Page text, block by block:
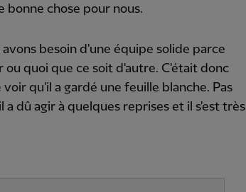
bonne chose pour nous.
besoin d'une équipe solide parce
ou quoi que ce soit d'autre. C'était donc
qu'il a gardé une feuille blanche. Pas
a dû agir à quelques reprises et il s'est très